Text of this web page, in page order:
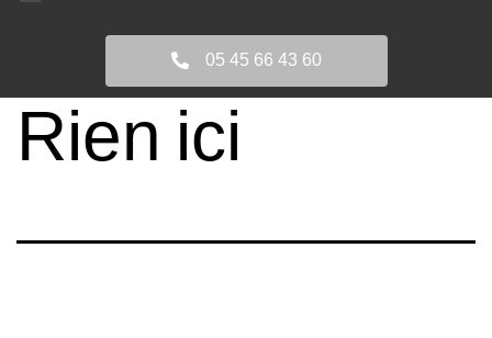
05 45 66 43 60
Rien ici